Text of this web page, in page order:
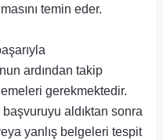
temin eder.
ardından takip
gerekmektedir.
aldıktan sonra
yanlış belgeleri tespit